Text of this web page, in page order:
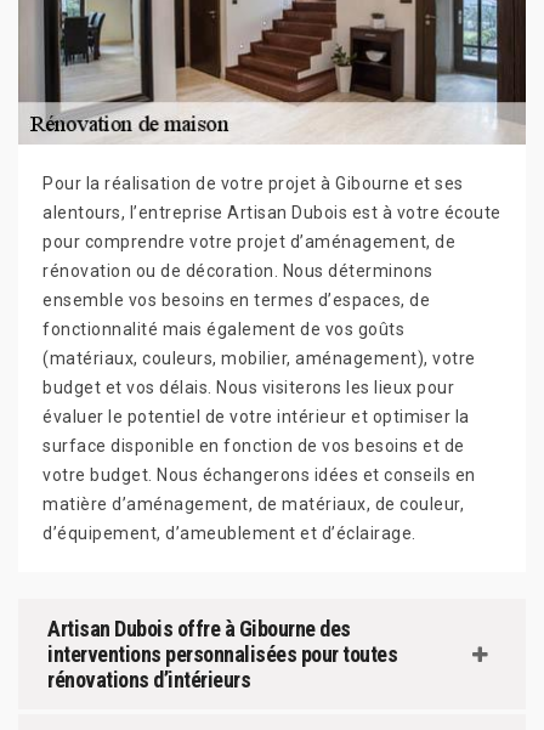
Pour la réalisation de votre projet à Gibourne et ses
alentours, l’entreprise Artisan Dubois est à votre écoute
pour comprendre votre projet d’aménagement, de
rénovation ou de décoration. Nous déterminons
ensemble vos besoins en termes d’espaces, de
fonctionnalité mais également de vos goûts
(matériaux, couleurs, mobilier, aménagement), votre
budget et vos délais. Nous visiterons les lieux pour
évaluer le potentiel de votre intérieur et optimiser la
surface disponible en fonction de vos besoins et de
votre budget. Nous échangerons idées et conseils en
matière d’aménagement, de matériaux, de couleur,
d’équipement, d’ameublement et d’éclairage.
Artisan Dubois offre à Gibourne des
interventions personnalisées pour toutes
rénovations d’intérieurs